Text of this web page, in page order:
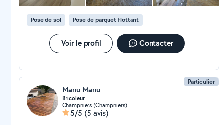
Pose de sol Pose de parquet flottant
Voir le profil Contacter
Particulier
Manu Manu
Bricoleur
Champniers (Champniers)
5/5 (5 avis)